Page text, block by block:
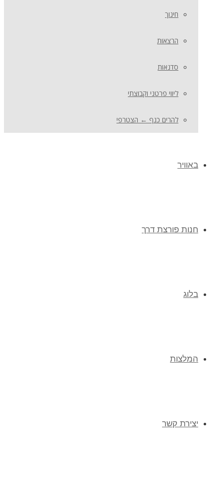
חינוך
הרצאות
סדנאות
ליווי פרטני וקבוצתי
להרים כנף ← הצטרפי
באוויר
חנות פורצת דרך
בלוג
המלצות
יצירת קשר